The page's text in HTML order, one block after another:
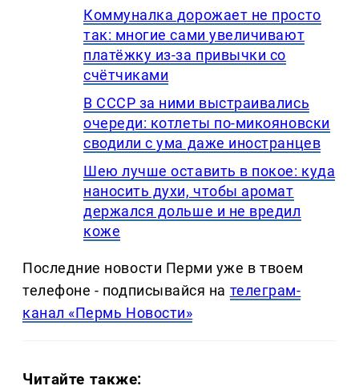
Коммуналка дорожает не просто
так: многие сами увеличивают
платёжку из-за привычки со
счётчиками
В СССР за ними выстраивались
очереди: котлеты по-микояновски
сводили с ума даже иностранцев
Шею лучше оставить в покое: куда
наносить духи, чтобы аромат
держался дольше и не вредил
коже
Последние новости Перми уже в твоем
телефоне - подписывайся на телеграм-
канал «Пермь Новости»
Читайте также: